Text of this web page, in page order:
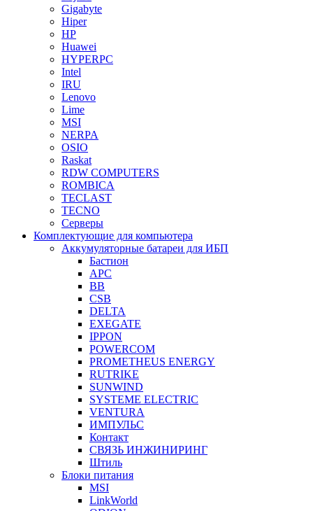
Gigabyte
Hiper
HP
Huawei
HYPERPC
Intel
IRU
Lenovo
Lime
MSI
NERPA
OSIO
Raskat
RDW COMPUTERS
ROMBICA
TECLAST
TECNO
Серверы
Комплектующие для компьютера
Аккумуляторные батареи для ИБП
Бастион
APC
BB
CSB
DELTA
EXEGATE
IPPON
POWERCOM
PROMETHEUS ENERGY
RUTRIKE
SUNWIND
SYSTEME ELECTRIC
VENTURA
ИМПУЛЬС
Контакт
СВЯЗЬ ИНЖИНИРИНГ
Штиль
Блоки питания
MSI
LinkWorld